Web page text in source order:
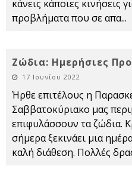
κάνεις κάποιες κινήσεις
προβλήματα που σε απα...
Ζώδια: Ημερήσιες
17 Ιουνίου 2022
Ήρθε επιτέλους η
Σαββατοκύριακο μας
επιφυλάσσουν τα ζώδια.
σήμερα ξεκινάει μια
καλή διάθεση. Πολλές